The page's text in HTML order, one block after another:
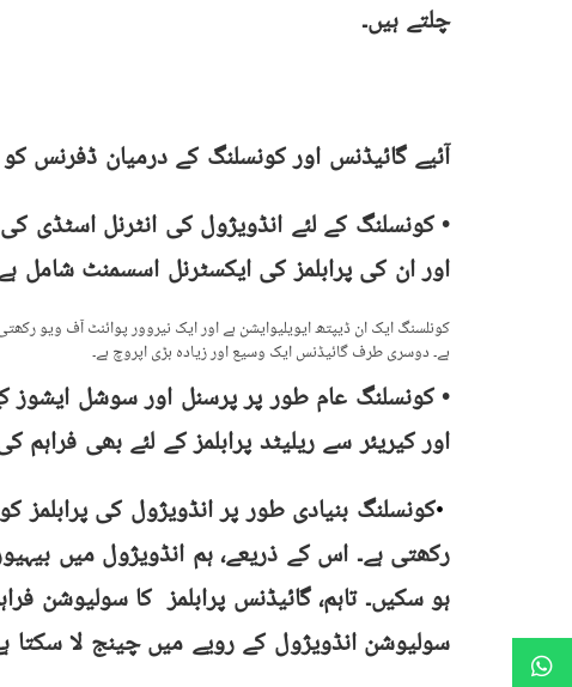
چلتے ہیں۔
آئیے گائیڈنس اور کونسلنگ کے درمیان ڈفرنس
• کونسلنگ کے لئے انڈویژول کی انٹرنل اسٹڈی
اور ان کی پرابلمز کی ایکسٹرنل اسسمنٹ شامل
کونلسنگ ایک ان ڈیپتھ ایویلیوایشن ہے اور ایک نیروور پوائنٹ آف ویو
ہے۔ دوسری طرف گائیڈنس ایک وسیع اور زیادہ بڑی اپروچ ہے۔
• کونسلنگ عام طور پر پرسنل اور سوشل ایشوز
اور کیریئر سے ریلیٹد پرابلمز کے لئے بھی فراہم
•کونسلنگ بنیادی طور پر انڈویژول کی پرابلمز
رکھتی ہے۔ اس کے ذریعے، ہم انڈویژول میں
ہو سکیں۔ تاہم، گائیڈنس پرابلمز کا سولیوشن
سولیوشن انڈویژول کے رویے میں چینج لا سکتا